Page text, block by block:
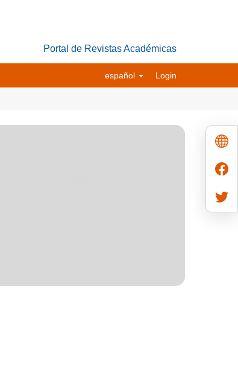
Portal de Revistas Académicas
español Login